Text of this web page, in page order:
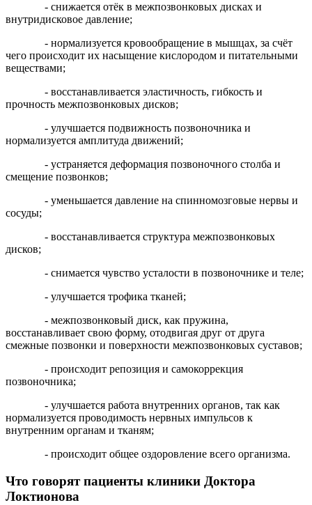
- снижается отёк в межпозвонковых дисках и
внутридисковое давление;
- нормализуется кровообращение в мышцах, за счёт
чего происходит их насыщение кислородом и питательными
веществами;
- восстанавливается эластичность, гибкость и
прочность межпозвонковых дисков;
- улучшается подвижность позвоночника и
нормализуется амплитуда движений;
- устраняется деформация позвоночного столба и
смещение позвонков;
- уменьшается давление на спинномозговые нервы и
сосуды;
- восстанавливается структура межпозвонковых
дисков;
- снимается чувство усталости в позвоночнике и теле;
- улучшается трофика тканей;
- межпозвонковый диск, как пружина,
восстанавливает свою форму, отодвигая друг от друга
смежные позвонки и поверхности межпозвонковых суставов;
- происходит репозиция и самокоррекция
позвоночника;
- улучшается работа внутренних органов, так как
нормализуется проводимость нервных импульсов к
внутренним органам и тканям;
- происходит общее оздоровление всего организма.
Что говорят пациенты клиники Доктора
Локтионова